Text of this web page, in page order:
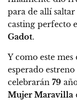
para de allí
casting perfecto
Gadot.
Y como este mes
esperado
celebrarán 79
Mujer Maravilla